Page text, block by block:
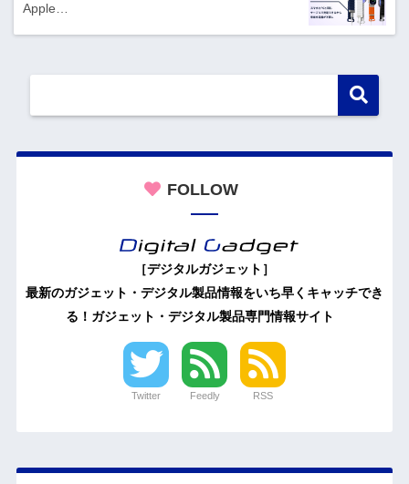
Apple…
FOLLOW
［デジタルガジェット］
最新のガジェット・デジタル製品情報をいち早くキャッチでき
る！ガジェット・デジタル製品専門情報サイト
Twitter Feedly RSS